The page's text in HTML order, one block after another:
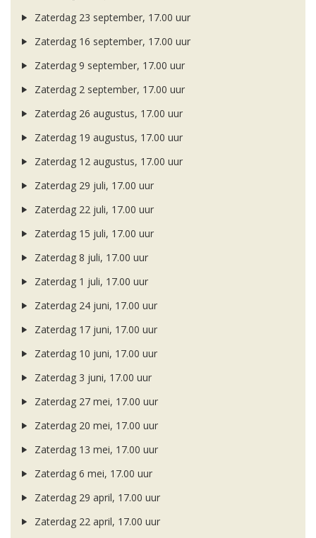
Zaterdag 23 september, 17.00 uur
Zaterdag 16 september, 17.00 uur
Zaterdag 9 september, 17.00 uur
Zaterdag 2 september, 17.00 uur
Zaterdag 26 augustus, 17.00 uur
Zaterdag 19 augustus, 17.00 uur
Zaterdag 12 augustus, 17.00 uur
Zaterdag 29 juli, 17.00 uur
Zaterdag 22 juli, 17.00 uur
Zaterdag 15 juli, 17.00 uur
Zaterdag 8 juli, 17.00 uur
Zaterdag 1 juli, 17.00 uur
Zaterdag 24 juni, 17.00 uur
Zaterdag 17 juni, 17.00 uur
Zaterdag 10 juni, 17.00 uur
Zaterdag 3 juni, 17.00 uur
Zaterdag 27 mei, 17.00 uur
Zaterdag 20 mei, 17.00 uur
Zaterdag 13 mei, 17.00 uur
Zaterdag 6 mei, 17.00 uur
Zaterdag 29 april, 17.00 uur
Zaterdag 22 april, 17.00 uur